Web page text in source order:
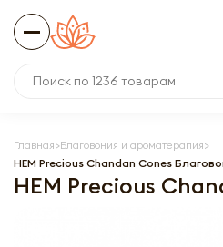
Главная Благовония и ароматерапия
HEM Precious Chandan Cones
HEM Precious